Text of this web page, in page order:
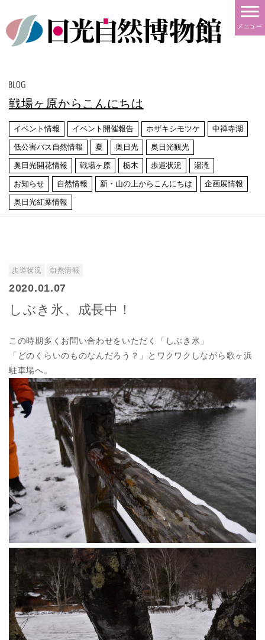
メニュー
戦場ヶ原からこんにちは
イベント情報 イベント開催報告 ホザキシモツケ 中禅寺湖
低公害バス自然情報 夏 奥日光 奥日光観光
奥日光開花情報 戦場ヶ原 栃木 歩道状況 湯滝
お知らせ 自然情報 新・山の上からこんにちは 企画展情報
奥日光紅葉情報
歩道状況 自然情報
2020.01.07
しぶき氷、成長中！
この時期多くお問い合わせをいただく「しぶき氷」
「どのくらいのものなんだろう？」とワクワクしながら歌ヶ浜
駐車場へ。